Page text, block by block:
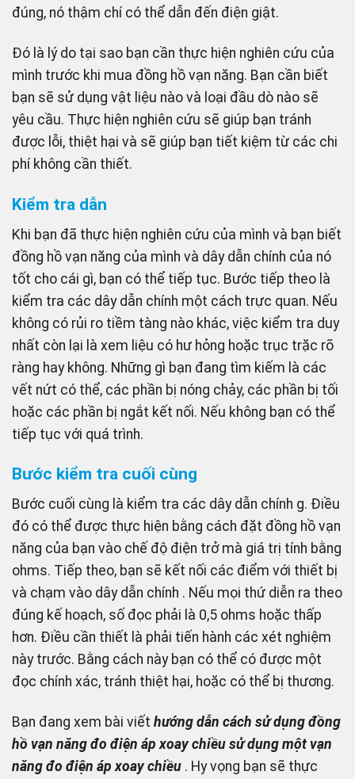
đúng, nó thậm chí có thể dẫn đến điện giật.
Đó là lý do tại sao bạn cần thực hiện nghiên cứu của
mình trước khi mua đồng hồ vạn năng. Bạn cần biết
bạn sẽ sử dụng vật liệu nào và loại đầu dò nào sẽ
yêu cầu. Thực hiện nghiên cứu sẽ giúp bạn tránh
được lỗi, thiệt hại và sẽ giúp bạn tiết kiệm từ các chi
phí không cần thiết.
Kiểm tra dẫn
Khi bạn đã thực hiện nghiên cứu của mình và bạn biết
đồng hồ vạn năng của mình và dây dẫn chính của nó
tốt cho cái gì, bạn có thể tiếp tục. Bước tiếp theo là
kiểm tra các dây dẫn chính một cách trực quan. Nếu
không có rủi ro tiềm tàng nào khác, việc kiểm tra duy
nhất còn lại là xem liệu có hư hỏng hoặc trục trặc rõ
ràng hay không. Những gì bạn đang tìm kiếm là các
vết nứt có thể, các phần bị nóng chảy, các phần bị tối
hoặc các phần bị ngắt kết nối. Nếu không bạn có thể
tiếp tục với quá trình.
Bước kiểm tra cuối cùng
Bước cuối cùng là kiểm tra các dây dẫn chính g. Điều
đó có thể được thực hiện bằng cách đặt đồng hồ vạn
năng của bạn vào chế độ điện trở mà giá trị tính bằng
ohms. Tiếp theo, bạn sẽ kết nối các điểm với thiết bị
và chạm vào dây dẫn chính . Nếu mọi thứ diễn ra theo
đúng kế hoạch, số đọc phải là 0,5 ohms hoặc thấp
hơn. Điều cần thiết là phải tiến hành các xét nghiệm
này trước. Bằng cách này bạn có thể có được một
đọc chính xác, tránh thiệt hại, hoặc có thể bị thương.
Bạn đang xem bài viết hướng dẫn cách sử dụng đồng
hồ vạn năng đo điện áp xoay chiều sử dụng một vạn
năng đo điện áp xoay chiều . Hy vọng bạn sẽ thực